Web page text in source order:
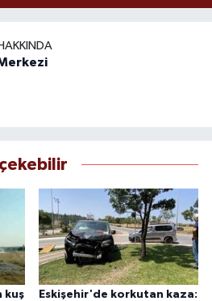
kuş
Eskişehir'de korkutan kaza: